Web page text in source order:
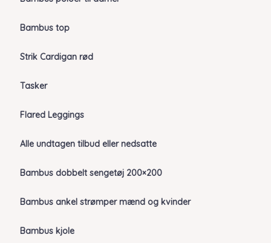
Bambus top
Strik Cardigan rød
Tasker
Flared Leggings
Alle undtagen tilbud eller nedsatte
Bambus dobbelt sengetøj 200×200
Bambus ankel strømper mænd og kvinder
Bambus kjole